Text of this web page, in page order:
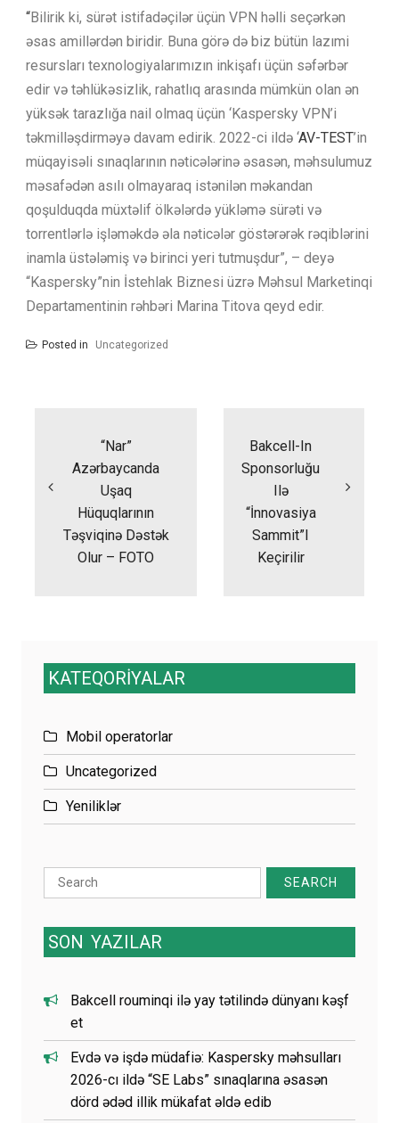
“Bilirik ki, sürət istifadəçilər üçün VPN həlli seçərkən
əsas amillərdən biridir. Buna görə də biz bütün lazımi
resursları texnologiyalarımızın inkişafı üçün səfərbər
edir və təhlükəsizlik, rahatlıq arasında mümkün olan ən
yüksək tarazlığa nail olmaq üçün ‘Kaspersky VPN’i
təkmilləşdirməyə davam edirik. 2022-ci ildə ‘AV-TEST’in
müqayisəli sınaqlarının nəticələrinə əsasən, məhsulumuz
məsafədən asılı olmayaraq istənilən məkandan
qoşulduqda müxtəlif ölkələrdə yükləmə sürəti və
torrentlərlə işləməkdə əla nəticələr göstərərək rəqiblərini
inamla üstələmiş və birinci yeri tutmuşdur”, – deyə
“Kaspersky”nin İstehlak Biznesi üzrə Məhsul Marketinqi
Departamentinin rəhbəri Marina Titova qeyd edir.
Posted in Uncategorized
“Nar”
Azərbaycanda
Uşaq
Hüquqlarının
Təşviqinə Dəstək
Olur – FOTO
Bakcell-In
Sponsorluğu
Ilə
“İnnovasiya
Sammit”i
Keçirilir
KATEQORİYALAR
Mobil operatorlar
Uncategorized
Yeniliklər
Search
for:
SON YAZILAR
Bakcell rouminqi ilə yay tətilində dünyanı kəşf
et
Evdə və işdə müdafiə: Kaspersky məhsulları
2026-cı ildə “SE Labs” sınaqlarına əsasən
dörd ədəd illik mükafat əldə edib